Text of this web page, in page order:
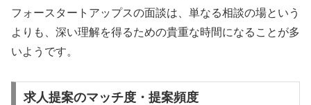
フォースタートアップスの面談は、単なる相談の場という
よりも、深い理解を得るための貴重な時間になることが多
いようです。
求人提案のマッチ度・提案頻度